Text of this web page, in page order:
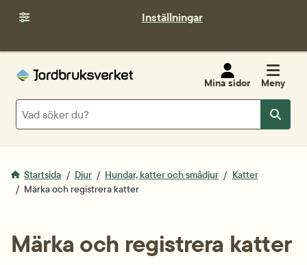
Inställningar
Mina sidor Meny
Sök
Sök
Startsida Djur Hundar, katter och smådjur
Katter
Märka och registrera katter
Märka och registrera katter